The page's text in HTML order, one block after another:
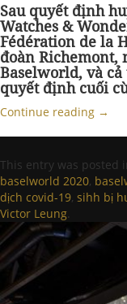
Sau quyết định
Watches &
Fédération de la
đoàn Richemont,
Baselworld, và
quyết định cuối
Continue reading →
This entry was posted
baselworld 2020,
dịch covid-19, sihh bị
Victor Leung.